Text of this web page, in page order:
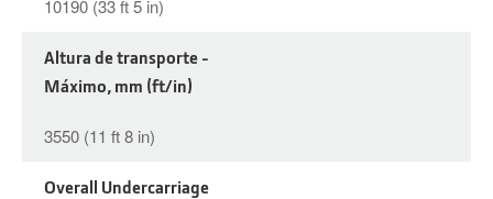
10190 (33 ft 5 in)
Altura de transporte -
Máximo, mm (ft/in)
3550 (11 ft 8 in)
Overall Undercarriage